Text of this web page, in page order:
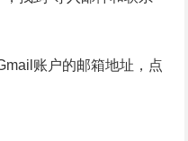
账户的邮箱地址，点